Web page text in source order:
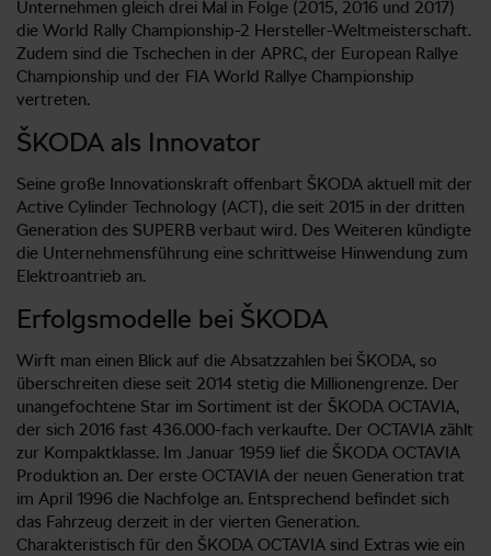
Unternehmen gleich drei Mal in Folge (2015, 2016 und 2017)
die World Rally Championship-2 Hersteller-Weltmeisterschaft.
Zudem sind die Tschechen in der APRC, der European Rallye
Championship und der FIA World Rallye Championship
vertreten.
ŠKODA als Innovator
Seine große Innovationskraft offenbart ŠKODA aktuell mit der
Active Cylinder Technology (ACT), die seit 2015 in der dritten
Generation des SUPERB verbaut wird. Des Weiteren kündigte
die Unternehmensführung eine schrittweise Hinwendung zum
Elektroantrieb an.
Erfolgsmodelle bei ŠKODA
Wirft man einen Blick auf die Absatzzahlen bei ŠKODA, so
überschreiten diese seit 2014 stetig die Millionengrenze. Der
unangefochtene Star im Sortiment ist der ŠKODA OCTAVIA,
der sich 2016 fast 436.000-fach verkaufte. Der OCTAVIA zählt
zur Kompaktklasse. Im Januar 1959 lief die ŠKODA OCTAVIA
Produktion an. Der erste OCTAVIA der neuen Generation trat
im April 1996 die Nachfolge an. Entsprechend befindet sich
das Fahrzeug derzeit in der vierten Generation.
Charakteristisch für den ŠKODA OCTAVIA sind Extras wie ein